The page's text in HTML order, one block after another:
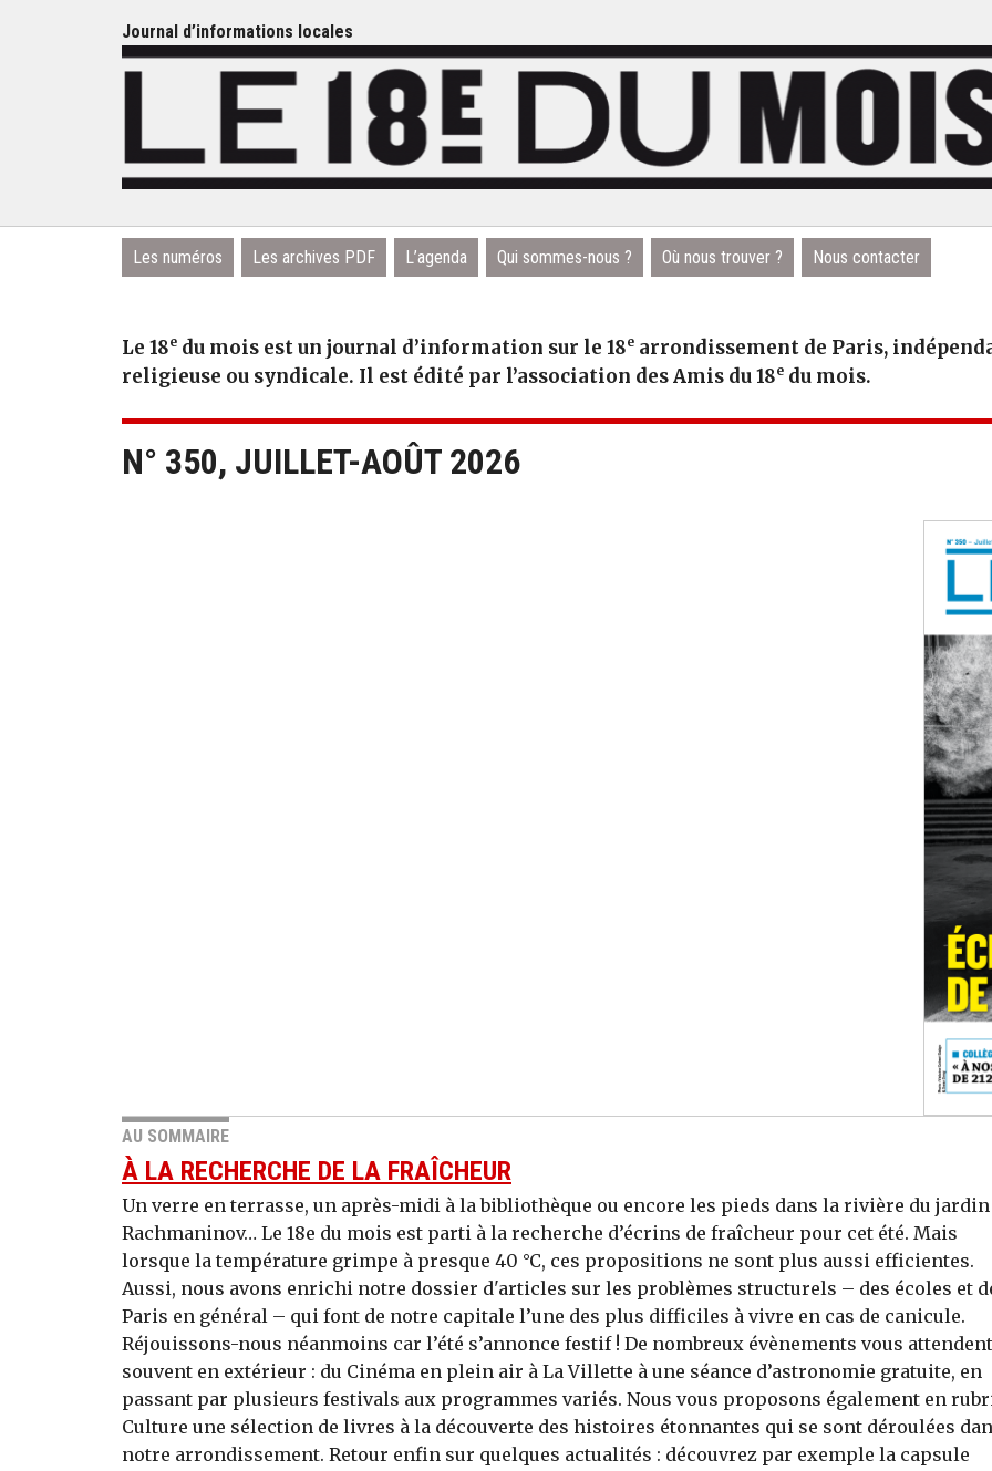
Journal d’informations locales
Les numéros Les archives PDF L’agenda Qui sommes-nous ? Où nous trouver ? Nous contacter
Le 18e du mois est un journal d’information sur le 18e arrondissement de Paris,
religieuse ou syndicale. Il est édité par l’association des Amis du 18e du mois.
N° 350, JUILLET-AOÛT 2026
AU SOMMAIRE
À LA RECHERCHE DE LA FRAÎCHEUR
Un verre en terrasse, un après-midi à la bibliothèque ou encore les pieds dans la rivière du jardin
Rachmaninov… Le 18e du mois est parti à la recherche d’écrins de fraîcheur pour cet été. Mais
lorsque la température grimpe à presque 40 °C, ces propositions ne sont plus aussi efficientes.
Aussi, nous avons enrichi notre dossier d'articles sur les problèmes structurels – des écoles et
Paris en général – qui font de notre capitale l’une des plus difficiles à vivre en cas de canicule.
Réjouissons-nous néanmoins car l’été s’annonce festif ! De nombreux évènements vous
souvent en extérieur : du Cinéma en plein air à La Villette à une séance d’astronomie gratuite, en
passant par plusieurs festivals aux programmes variés. Nous vous proposons également en
Culture une sélection de livres à la découverte des histoires étonnantes qui se sont déroulées
notre arrondissement. Retour enfin sur quelques actualités : découvrez par exemple la capsule